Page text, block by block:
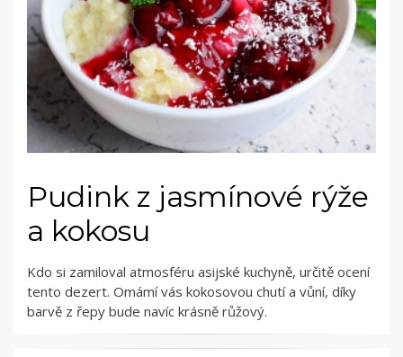
Pudink z jasmínové rýže
a kokosu
Kdo si zamiloval atmosféru asijské kuchyně, určitě ocení
tento dezert. Omámí vás kokosovou chutí a vůní, díky
barvě z řepy bude navíc krásně růžový.